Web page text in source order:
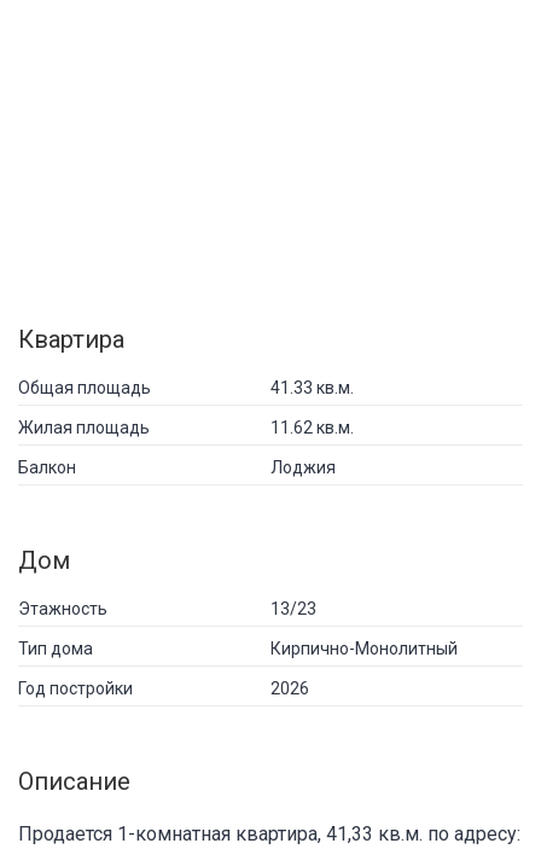
Квартира
Общая площадь 41.33 кв.м.
Жилая площадь 11.62 кв.м.
Балкон Лоджия
Дом
Этажность 13/23
Тип дома Кирпично-Монолитный
Год постройки 2026
Описание
Продается 1-комнатная квартира, 41,33 кв.м. по адресу: